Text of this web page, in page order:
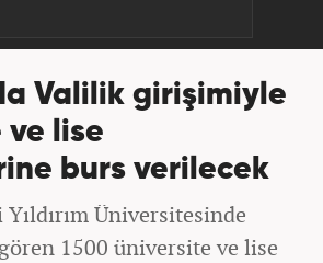
Valilik girişimiyle
ve lise
burs verilecek
Üniversitesinde
1500 üniversite ve lise